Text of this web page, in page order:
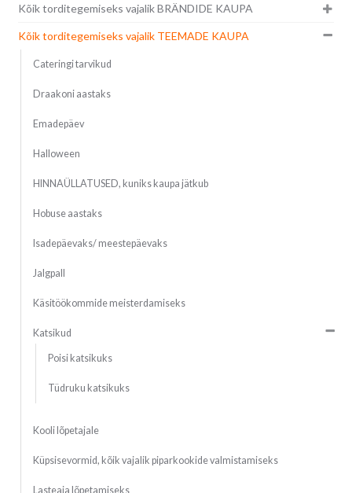
Kõik torditegemiseks vajalik BRÄNDIDE KAUPA
Kõik torditegemiseks vajalik TEEMADE KAUPA
Cateringi tarvikud
Draakoni aastaks
Emadepäev
Halloween
HINNAÜLLATUSED, kuniks kaupa jätkub
Hobuse aastaks
Isadepäevaks/ meestepäevaks
Jalgpall
Käsitöökommide meisterdamiseks
Katsikud
Poisi katsikuks
Tüdruku katsikuks
Kooli lõpetajale
Küpsisevormid, kõik vajalik piparkookide valmistamiseks
Lasteaia lõpetamiseks